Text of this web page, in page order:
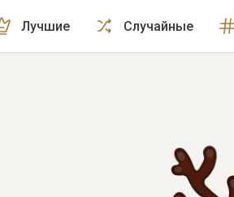
Лучшие Случайные